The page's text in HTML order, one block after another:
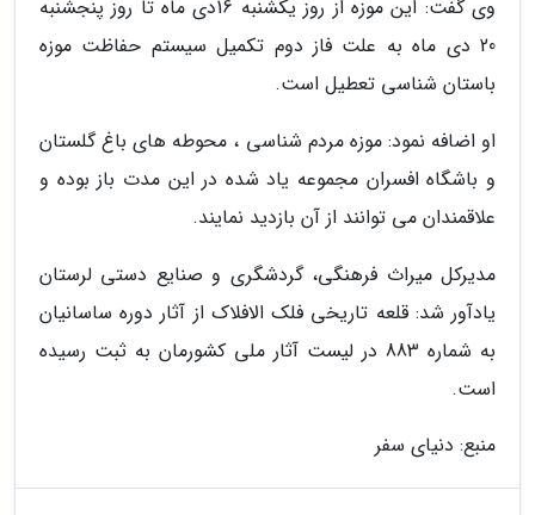
وی گفت: این موزه از روز یکشنبه 16دی ماه تا روز پنجشنبه
20 دی ماه به علت فاز دوم تکمیل سیستم حفاظت موزه
باستان شناسی تعطیل است.
او اضافه نمود: موزه مردم شناسی ، محوطه های باغ گلستان
و باشگاه افسران مجموعه یاد شده در این مدت باز بوده و
علاقمندان می توانند از آن بازدید نمایند.
مدیرکل میراث فرهنگی، گردشگری و صنایع دستی لرستان
یادآور شد: قلعه تاریخی فلک الافلاک از آثار دوره ساسانیان
به شماره 883 در لیست آثار ملی کشورمان به ثبت رسیده
است.
منبع: دنیای سفر